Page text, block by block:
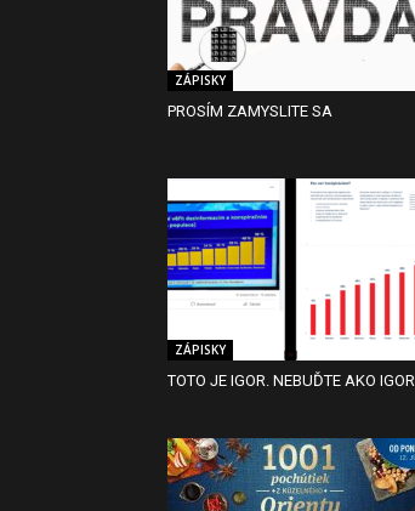
ZÁPISKY
PROSÍM ZAMYSLITE SA
ZÁPISKY
TOTO JE IGOR. NEBUĎTE AKO IGOR